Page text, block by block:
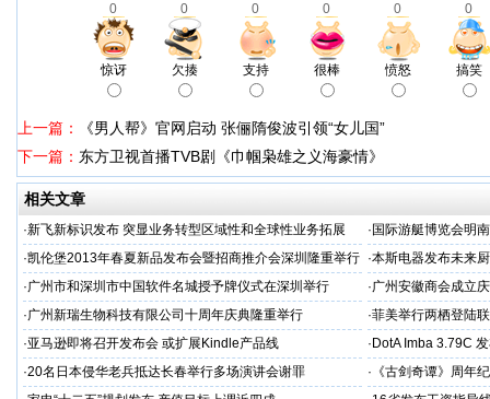
0 0 0 0 0 0
惊讶 欠揍 支持 很棒 愤怒 搞笑
上一篇：
《男人帮》官网启动 张俪隋俊波引领“女儿国”
下一篇： 东方卫视首播TVB剧《巾帼枭雄之义海豪情》
相关文章
·新飞新标识发布 突显业务转型区域性和全球性业务拓展 · 国际游艇博览会明
·凯伦堡2013年春夏新品发布会暨招商推介会深圳隆重举行 ·本斯电器发布未来
·广州市和深圳市中国软件名城授予牌仪式在深圳举行 ·广州安徽商会成立
·广州新瑞生物科技有限公司十周年庆典隆重举行 ·菲美举行两栖登陆
·亚马逊即将召开发布会 或扩展Kindle产品线 · DotA Imba 3.79C
·20名日本侵华老兵抵达长春举行多场演讲会谢罪 · 《古剑奇谭》周年